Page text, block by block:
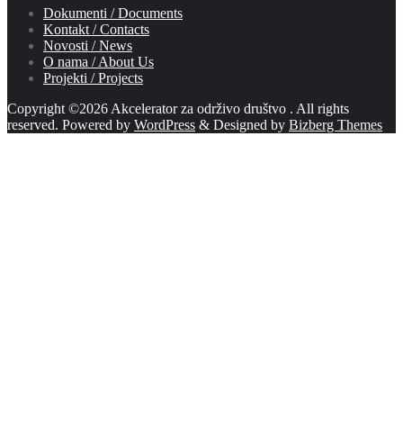
Dokumenti / Documents
Kontakt / Contacts
Novosti / News
O nama / About Us
Projekti / Projects
Copyright ©2026 Akcelerator za održivo društvo . All rights
reserved. Powered by WordPress & Designed by Bizberg Themes